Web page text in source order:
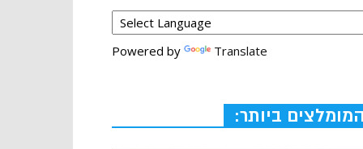
Powered by Translate
המומלצים ביותר: